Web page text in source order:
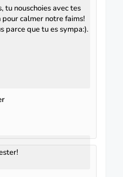
tu nouschoies avec tes
calmer notre faims!
parce que tu es sympa:).